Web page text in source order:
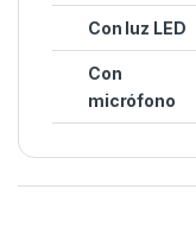
Con luz LED
Con
micrófono